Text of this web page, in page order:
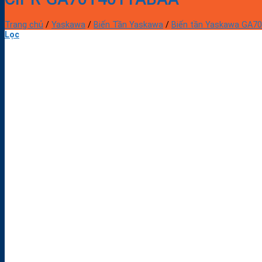
Trang chủ / Yaskawa / Biến Tần Yaskawa / Biến tần Yaskawa
Lọc